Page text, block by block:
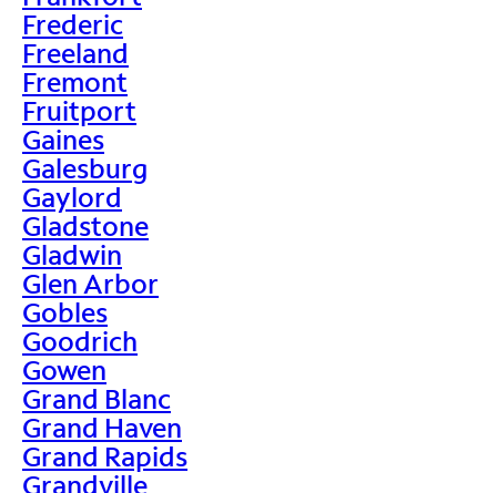
Frederic
Freeland
Fremont
Fruitport
Gaines
Galesburg
Gaylord
Gladstone
Gladwin
Glen Arbor
Gobles
Goodrich
Gowen
Grand Blanc
Grand Haven
Grand Rapids
Grandville